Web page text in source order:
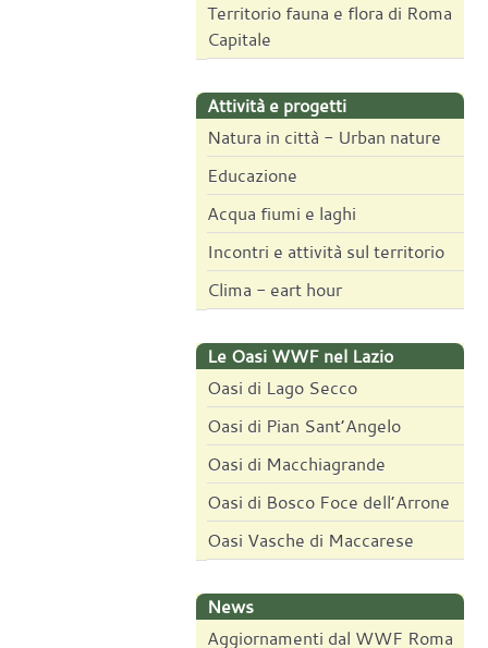
Territorio fauna e flora di Roma
Capitale
Attività e progetti
Natura in città - Urban nature
Educazione
Acqua fiumi e laghi
Incontri e attività sul territorio
Clima - eart hour
Le Oasi WWF nel Lazio
Oasi di Lago Secco
Oasi di Pian Sant’Angelo
Oasi di Macchiagrande
Oasi di Bosco Foce dell’Arrone
Oasi Vasche di Maccarese
News
Aggiornamenti dal WWF Roma